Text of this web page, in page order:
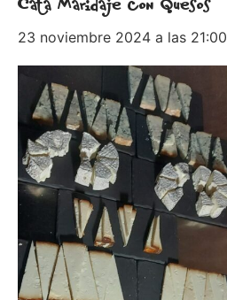
23 noviembre 2024 a las 21:00